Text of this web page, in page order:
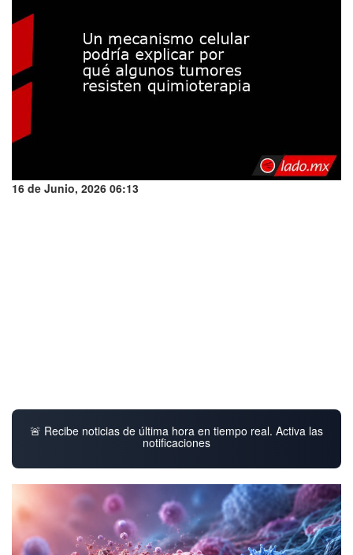
16 de Junio, 2026 06:13
🚨 Recibe noticias de última hora en tiempo real. Activa las
notificaciones